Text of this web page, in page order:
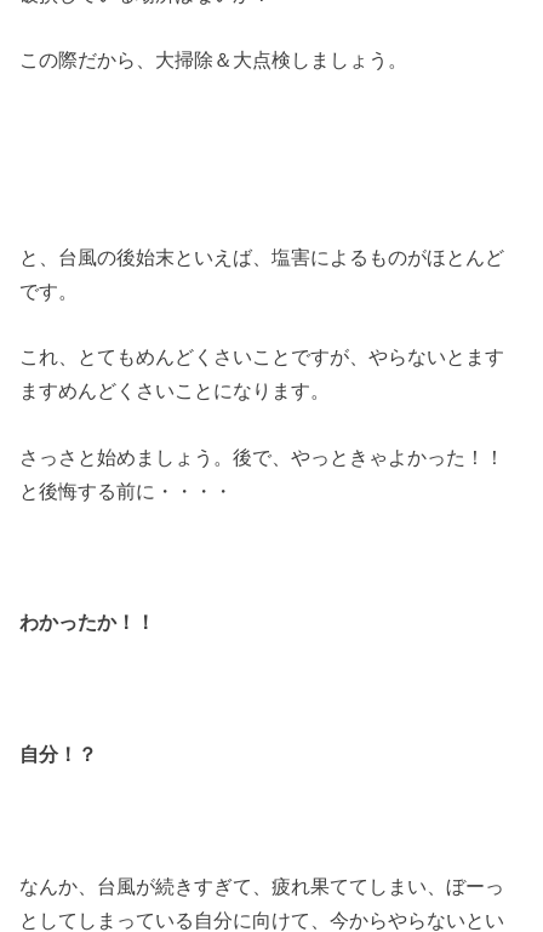
この際だから、大掃除＆大点検しましょう。
と、台風の後始末といえば、塩害によるものがほとんど
です。
これ、とてもめんどくさいことですが、やらないとます
ますめんどくさいことになります。
さっさと始めましょう。後で、やっときゃよかった！！
と後悔する前に・・・・
わかったか！！
自分！？
なんか、台風が続きすぎて、疲れ果ててしまい、ぼーっ
としてしまっている自分に向けて、今からやらないとい